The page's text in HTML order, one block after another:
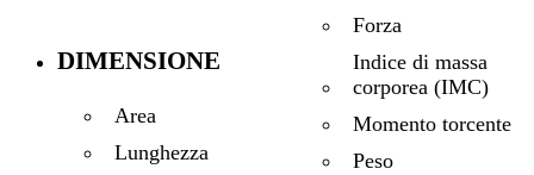
DIMENSIONE
Area
Lunghezza
Forza
Indice di massa
corporea (IMC)
Momento torcente
Peso